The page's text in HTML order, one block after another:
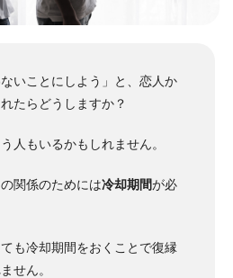
ないことにしよう」と、恋人か
たらどうしますか？
人もいるかもしれません。
関係のためには冷却期間が必
も冷却期間をおくことで復縁
せん。